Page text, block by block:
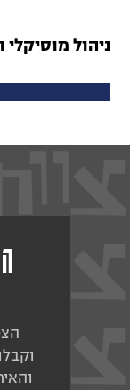
ניהול מוסיקלי
לכל תכניות